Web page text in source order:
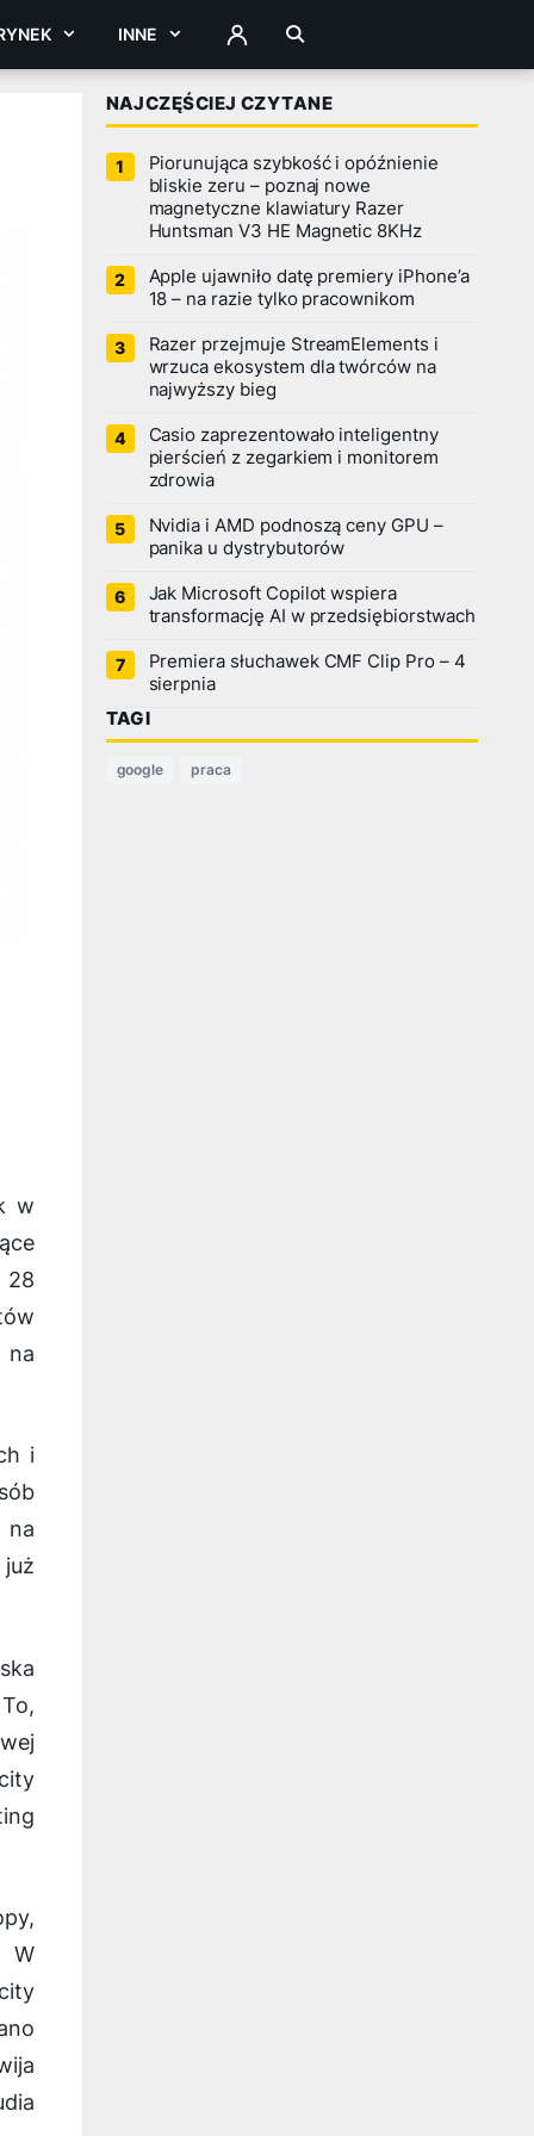
INNE ZALOGUJ
w
28
na
i
na
W
NAJCZĘŚCIEJ CZYTANE
Piorunująca szybkość i opóźnienie
bliskie zeru – poznaj nowe
magnetyczne klawiatury Razer
Huntsman V3 HE Magnetic 8KHz
Apple ujawniło datę premiery iPhone’a
18 – na razie tylko pracownikom
Razer przejmuje StreamElements i
wrzuca ekosystem dla twórców na
najwyższy bieg
Casio zaprezentowało inteligentny
pierścień z zegarkiem i monitorem
zdrowia
Nvidia i AMD podnoszą ceny GPU –
panika u dystrybutorów
Jak Microsoft Copilot wspiera
transformację AI w przedsiębiorstwach
Premiera słuchawek CMF Clip Pro – 4
sierpnia
TAGI
google praca